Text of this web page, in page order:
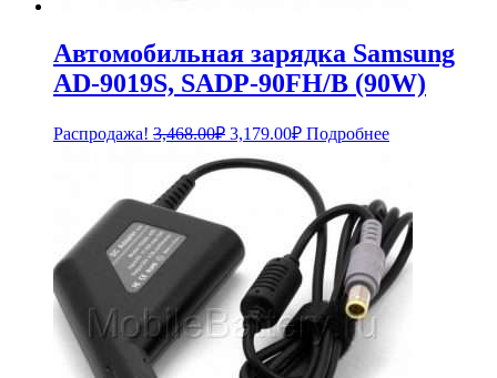
Автомобильная зарядка Samsung
AD-9019S, SADP-90FH/B (90W)
Распродажа! 3,468.00₽ Первоначальная
составляла
3,468.00₽.
3,179.00₽Текущая
цена:
3,179.00₽.
Подробнее